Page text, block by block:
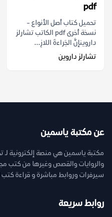
pdf
تحميل كتاب أصل الأنواع -
نسخة أخرى pdf الكاتب تشارلز
داروينإنَّ الجَراءةَ اللازِ...
تشارلز داروين
عن مكتبة ياسمين
مكتبة ياسمين هي منصة إلكترونية لـ
سيرفرات وروابط مباشرة و قراءة كتب
روابط سريعة